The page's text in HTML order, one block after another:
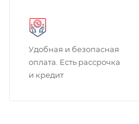
Удобная и безопасная
оплата. Есть рассрочка
и кредит